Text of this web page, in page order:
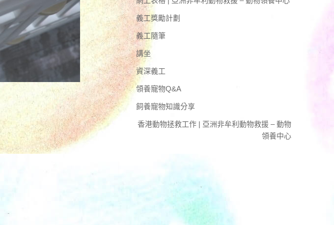
義工獎勵計劃
義工隨筆
講坐
資深義工
領養寵物Q&A
飼養寵物知識分享
香港動物拯救工作 | 亞洲非牟利動物救援 – 動物
領養中心